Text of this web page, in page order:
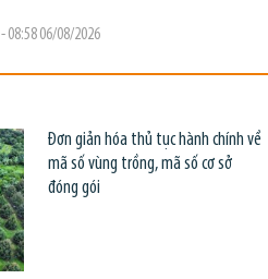
- 08:58 06/08/2026
Đơn giản hóa thủ tục hành chính về
mã số vùng trồng, mã số cơ sở
đóng gói